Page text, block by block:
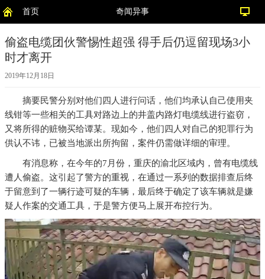
首页 奇闻异事
偷盗电缆团伙警惕性超强 得手后仍逗留现场3小
时才离开
2019年12月18日
摘要民警分别对他们四人进行问话，他们均承认自己使用夹
线钳等一些相关的工具对路边上的井盖内路灯电缆线进行盗窃，
又将所得的赃物买给谭某。现如今，他们四人对自己的犯罪行为
供认不讳，已被当地派出所拘留，案件仍需做详细的审理。
有消息称，在今年的7月份，重庆的渝北区域内，曾有电缆线
遭人偷盗。这引起了警方的重视，在通过一系列的数据排查后终
于留意到了一辆行迹可疑的车辆，最后终于确定了该车辆就是嫌
疑人作案的交通工具，于是警方便马上展开布控行为。